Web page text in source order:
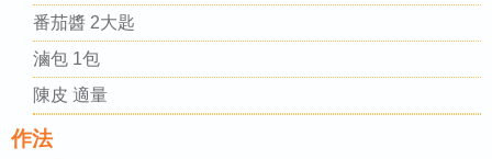
番茄醬 2大匙
滷包 1包
陳皮 適量
作法